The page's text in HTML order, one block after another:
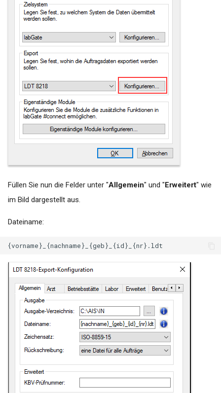
Füllen Sie nun die Felder unter "Allgemein" und "Erweitert" wie
im Bild dargestellt aus.
Dateiname: